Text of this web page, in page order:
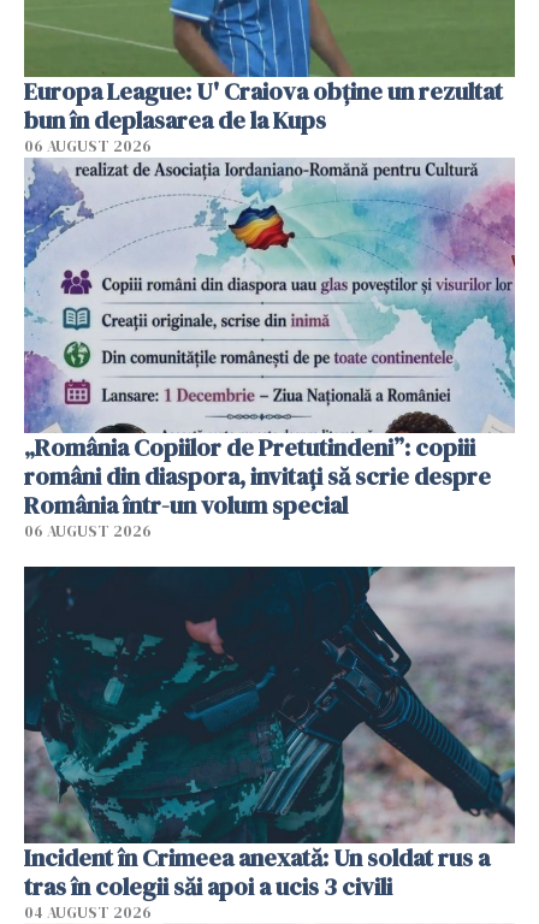
Europa League: U' Craiova obține un rezultat
bun în deplasarea de la Kups
06 AUGUST 2026
„România Copiilor de Pretutindeni”: copiii
români din diaspora, invitați să scrie despre
România într-un volum special
06 AUGUST 2026
Incident în Crimeea anexată: Un soldat rus a
tras în colegii săi apoi a ucis 3 civili
04 AUGUST 2026